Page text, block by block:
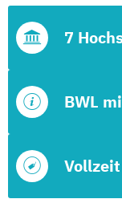
Vollzeit
BWL
7